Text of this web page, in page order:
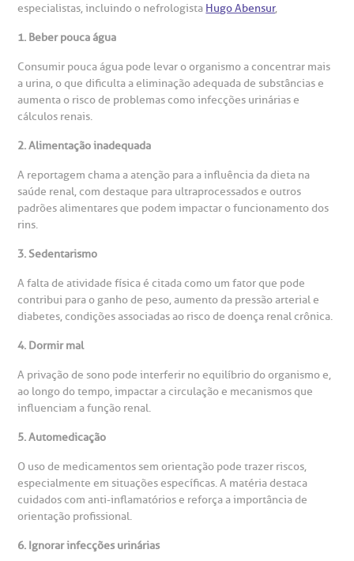
ouvidoria@bp.org.br
Fale Conosco
São Paulo - SP
BP Mirante
Saiba mais
Endereço:
R. Martiniano de Carvalho, 965
CEP: 01323-001 | Bela Vista
São Paulo - SP
Clínica Medicina da Mulher
social da BP
corporativa
social
a BP
de Benchmarking
de Bioética
Telemedicina BP
Centro de Doenças Autoimunes
socorro
de cópia de prontuário médico
de orçamento particular
de veracidade de atestado
atendimento
Cirurgia
frequentes
de Sangue
especialidades
especialistas, incluindo o nefrologista Hugo Abensur,
1. Beber pouca água
Consumir pouca água pode levar o organismo a concentrar mais
a urina, o que dificulta a eliminação adequada de substâncias e
aumenta o risco de problemas como infecções urinárias e
cálculos renais.
2. Alimentação inadequada
A reportagem chama a atenção para a influência da dieta na
saúde renal, com destaque para ultraprocessados e outros
padrões alimentares que podem impactar o funcionamento dos
rins.
3. Sedentarismo
A falta de atividade física é citada como um fator que pode
contribui para o ganho de peso, aumento da pressão arterial e
diabetes, condições associadas ao risco de doença renal crônica.
4. Dormir mal
A privação de sono pode interferir no equilíbrio do organismo e,
ao longo do tempo, impactar a circulação e mecanismos que
influenciam a função renal.
5. Automedicação
O uso de medicamentos sem orientação pode trazer riscos,
especialmente em situações específicas. A matéria destaca
cuidados com anti-inflamatórios e reforça a importância de
orientação profissional.
6. Ignorar infecções urinárias